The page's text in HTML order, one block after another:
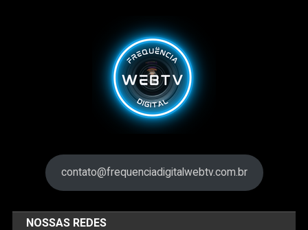
contato@frequenciadigitalwebtv.com.br
NOSSAS REDES